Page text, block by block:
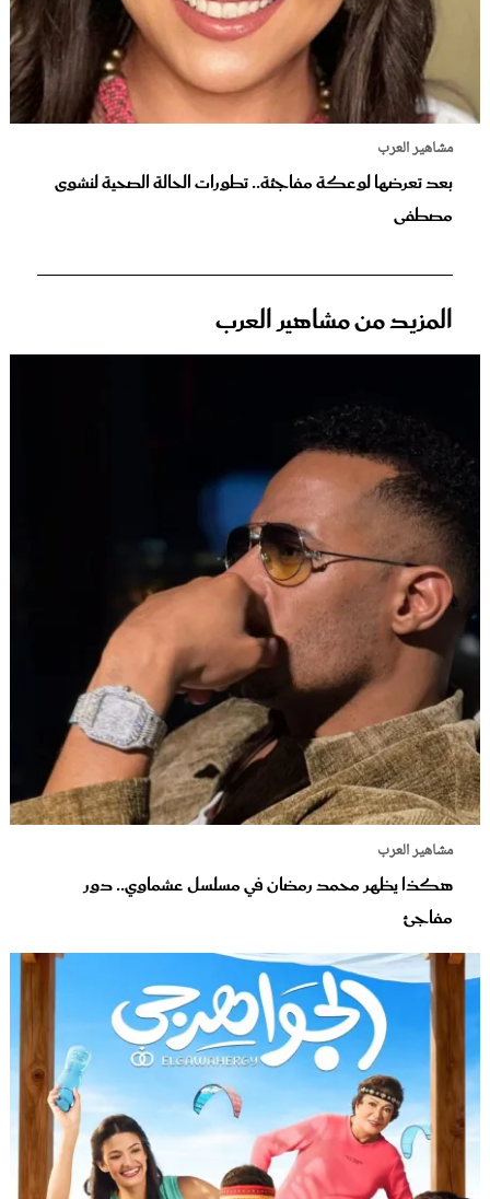
مشاهير العرب
بعد تعرضها لوعكة مفاجئة.. تطورات الحالة الصحية لنشوى
مصطفى
المزيد من مشاهير العرب
مشاهير العرب
هكذا يظهر محمد رمضان في مسلسل عشماوي.. دور
مفاجئ